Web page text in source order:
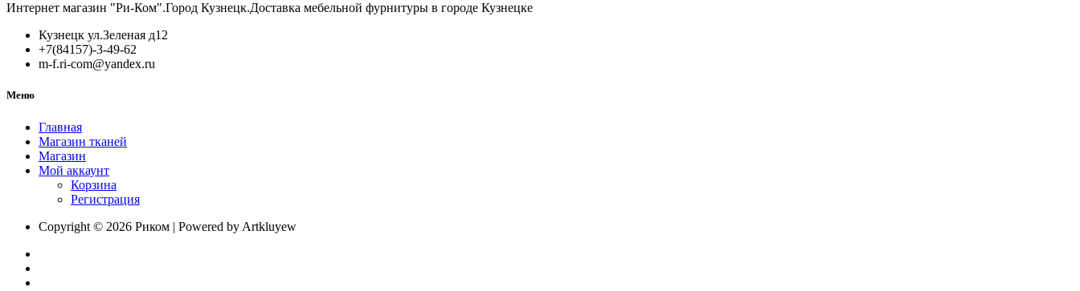
0,45мм
Интернет магазин "Ри-Ком".Город Кузнецк.Доставка мебельной фурнитуры в городе Кузнецке
Кузнецк ул.Зеленая д12
+7(84157)-3-49-62
m-f.ri-com@yandex.ru
Меню
Главная
Магазин тканей
Магазин
Мой аккаунт
Корзина
Регистрация
Copyright © 2026 Риком | Powered by Artkluyew